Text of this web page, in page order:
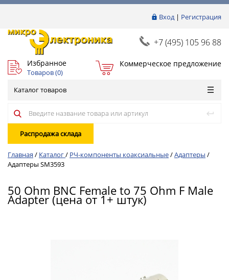
Вход| Регистрация
+7 (495) 105 96 88
Избранное
Товаров (0)
Коммерческое предложение
Каталог товаров
Распродажа склада
Главная / Каталог/ РЧ-компоненты коаксиальные/Адаптеры /
Адаптеры SM3593
50 Ohm BNC Female to 75 Ohm F Male
Adapter (цена от 1+ штук)